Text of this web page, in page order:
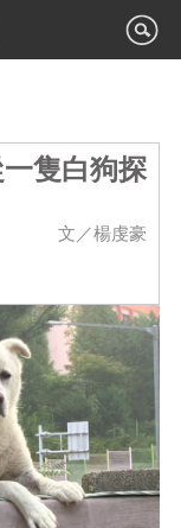
一隻白狗探
文／楊虔豪